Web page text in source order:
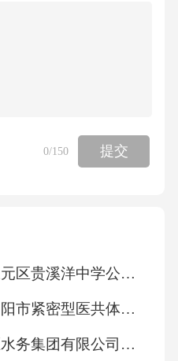
疗效预测模型AI能够
通过分析患者的基因
标志物数据，实现疾
方案，提高治疗效
化治疗方案设计AI可
的反应，帮助医生
辅助精准医疗与个性
0/150 提交
2026福建三明市三元区贵溪洋中学公开招聘临聘教师5人考前冲刺试卷及答案详解【名校卷】
2026湖北宜昌市当阳市紧密型医共体招聘劳务派遣专业技术人员41人考前冲刺试卷及完整答案详解【夺冠】
2026新疆塔城地区水务集团有限公司招聘2人备考题库及完整答案详解（全优）